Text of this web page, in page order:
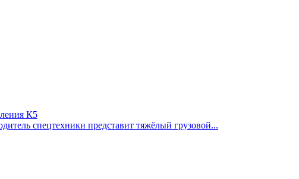
К5
спецтехники представит тяжёлый грузовой...